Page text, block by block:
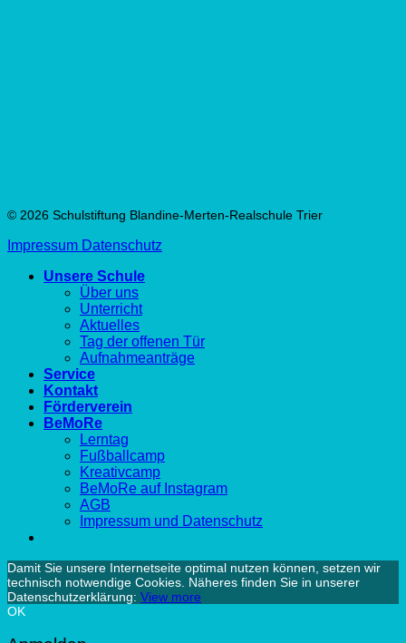
© 2026 Schulstiftung Blandine-Merten-Realschule Trier
Impressum Datenschutz
Unsere Schule
Über uns
Unterricht
Aktuelles
Tag der offenen Tür
Aufnahmeanträge
Service
Kontakt
Förderverein
BeMoRe
Lerntag
Fußballcamp
Kreativcamp
BeMoRe auf Instagram
AGB
Impressum und Datenschutz
Damit Sie unsere Internetseite optimal nutzen können, setzen wir
technisch notwendige Cookies. Näheres finden Sie in unserer
Datenschutzerklärung: View more
OK